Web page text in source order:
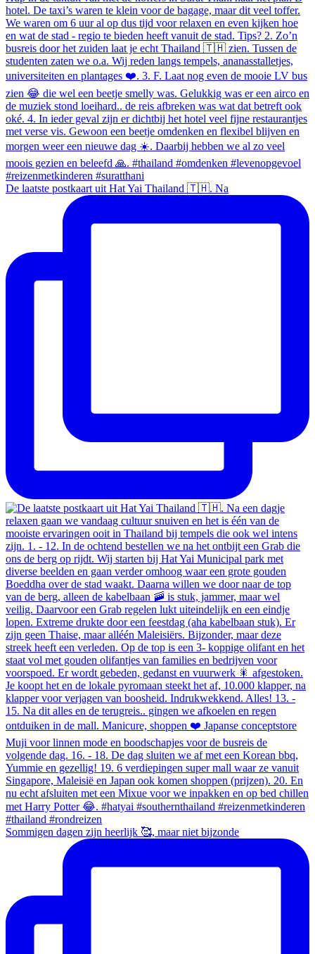
De laatste postkaart uit Hat Yai Thailand 🇹🇭. Na
Sommigen dagen zijn heerlijk 🥰, maar niet bijzonde